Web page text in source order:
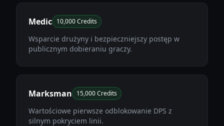
Medic 10,000 Credits
Wsparcie drużyny i bezpieczniejszy postęp w
publicznym dobieraniu graczy.
Marksman 15,000 Credits
Wartościowe pierwsze odblokowanie DPS z
silnym pokryciem linii.